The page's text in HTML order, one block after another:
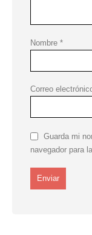
Nombre *
Correo
Guarda mi
navegador para